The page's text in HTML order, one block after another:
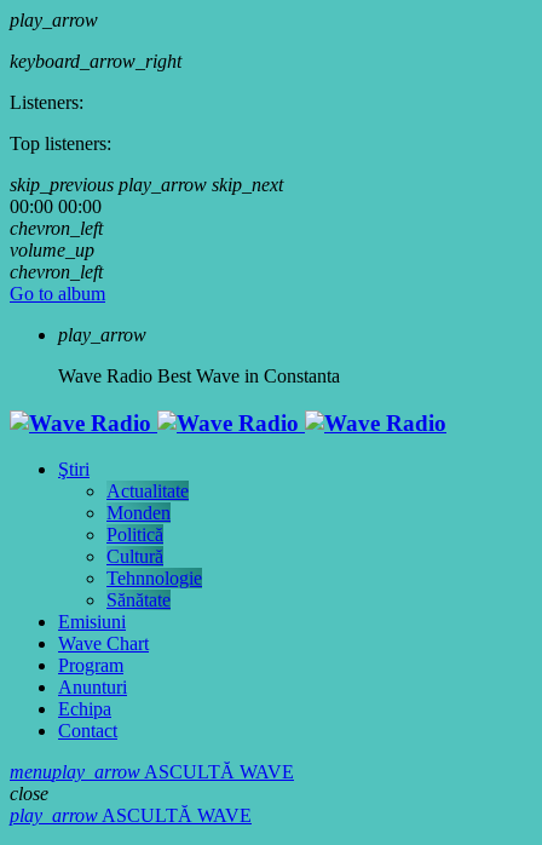
play_arrow
keyboard_arrow_right
Listeners:
Top listeners:
skip_previous play_arrow skip_next
00:00 00:00
chevron_left
volume_up
chevron_left
Go to album
play_arrow
Wave Radio Best Wave in Constanta
Ştiri
Actualitate
Monden
Politică
Cultură
Tehnnologie
Sănătate
Emisiuni
Wave Chart
Program
Anunturi
Echipa
Contact
menuplay_arrowASCULTĂ WAVE
close
play_arrowASCULTĂ WAVE